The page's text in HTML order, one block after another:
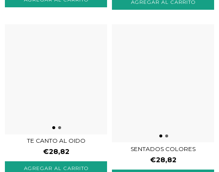
TE CANTO AL OIDO
€28,82 SENTADOS COLORES
€28,82